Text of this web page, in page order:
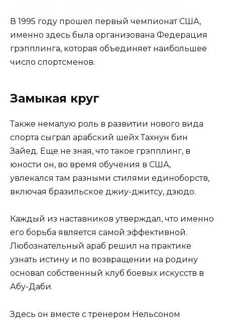
В 1995 году прошел первый чемпионат США,
именно здесь была организована Федерация
грэпплинга, которая объединяет наибольшее
число спортсменов.
Замыкая круг
Также немалую роль в развитии нового вида
спорта сыграл арабский шейх Тахнун бин
Зайед. Еще не зная, что такое грэпплинг, в
юности он, во время обучения в США,
увлекался там разными стилями единоборств,
включая бразильское джиу-джитсу, дзюдо.
Каждый из наставников утверждал, что именно
его борьба является самой эффективной.
Любознательный араб решил на практике
узнать истину и по возвращении на родину
основал собственный клуб боевых искусств в
Абу-Даби.
Здесь он вместе с тренером Нельсоном